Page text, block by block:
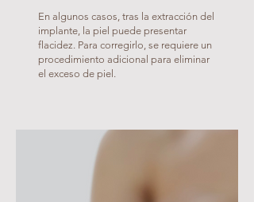
En algunos casos, tras la extracción del
implante, la piel puede presentar
flacidez. Para corregirlo, se requiere un
procedimiento adicional para eliminar
el exceso de piel.